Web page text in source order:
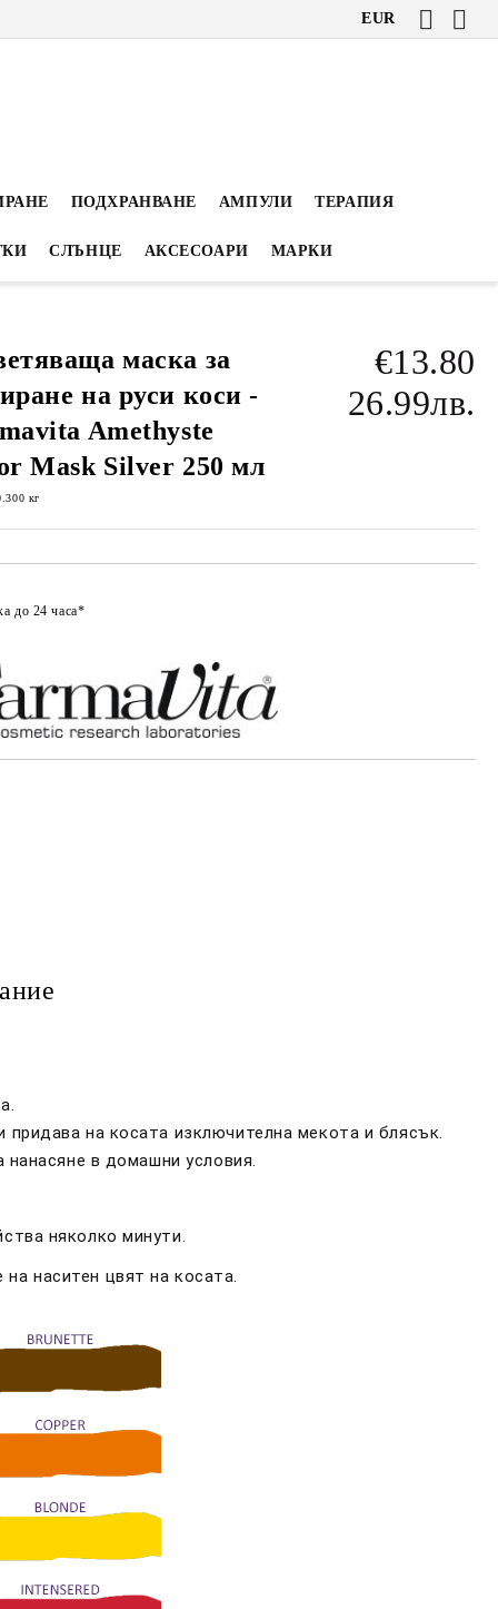
EUR
ПОДХРАНВАНЕ АМПУЛИ ТЕРАПИЯ
СЛЪНЦЕ АКСЕСОАРИ МАРКИ
маска за
на руси коси -
Amethyste
Mask Silver 250 мл
€13.80
26.99лв.
кг
до 24 часа*
на косата изключителна мекота и блясък.
нанасяне в домашни условия.
няколко минути.
наситен цвят на косата.